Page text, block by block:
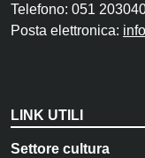
Telefono: 051
Posta elettronica:
LINK UTILI
Settore cultura